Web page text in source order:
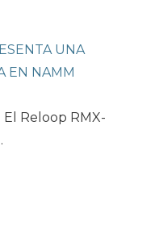
UNA
EN NAMM
El Reloop RMX-